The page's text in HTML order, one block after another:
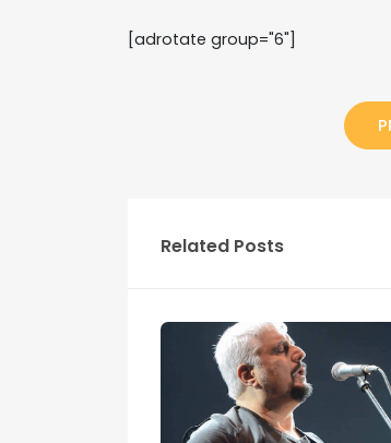
[adrotate group="6"]
Related Posts